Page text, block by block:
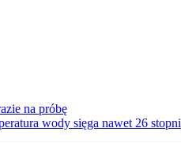
na próbę
wody sięga nawet 26 stopni